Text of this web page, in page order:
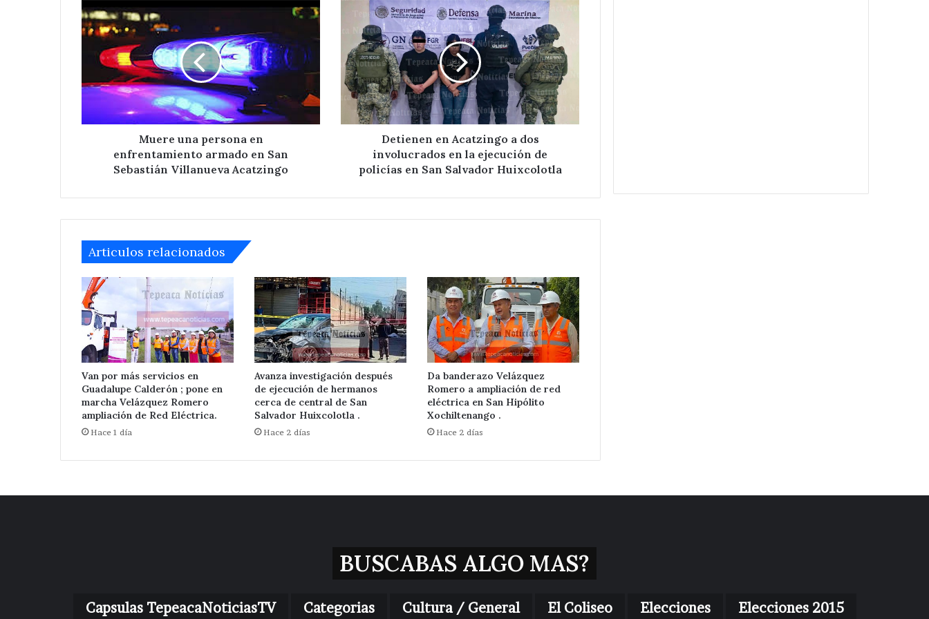
Muere
una
persona
enfrentamiento
armado
en
Sebastián
Acatzingo
Muere una persona en
enfrentamiento armado en San
Sebastián Villanueva Acatzingo
Detienen
Acatzingo
dos
involucrados
en
ejecución
policías
Salvador
Detienen en Acatzingo a dos
involucrados en la ejecución de
policías en San Salvador Huixcolotla
Articulos relacionados
Van por más servicios en
Guadalupe Calderón ; pone en
marcha Velázquez Romero
ampliación de Red Eléctrica.
Hace 1 día
Avanza investigación después
de ejecución de hermanos
cerca de central de San
Salvador Huixcolotla .
Hace 2 días
Da banderazo Velázquez
Romero a ampliación de red
eléctrica en San Hipólito
Xochiltenango .
Hace 2 días
Red
Eléctrica.
BUSCABAS ALGO MAS?
Capsulas TepeacaNoticiasTV Categorias Cultura / General El Coliseo Elecciones Elecciones 2015